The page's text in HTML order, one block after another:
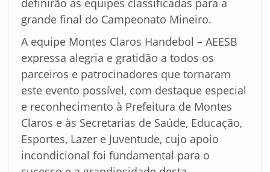
definirão as equipes classificadas para a
grande final do Campeonato Mineiro.
A equipe Montes Claros Handebol – AEESB
expressa alegria e gratidão a todos os
parceiros e patrocinadores que tornaram
este evento possível, com destaque especial
e reconhecimento à Prefeitura de Montes
Claros e às Secretarias de Saúde, Educação,
Esportes, Lazer e Juventude, cujo apoio
incondicional foi fundamental para o